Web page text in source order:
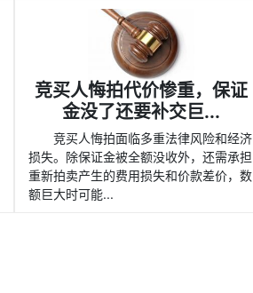
竞买人悔拍代价惨重，保证
金没了还要补交巨...
竞买人悔拍面临多重法律风险和经济
损失。除保证金被全额没收外，还需承担
重新拍卖产生的费用损失和价款差价，数
额巨大时可能...